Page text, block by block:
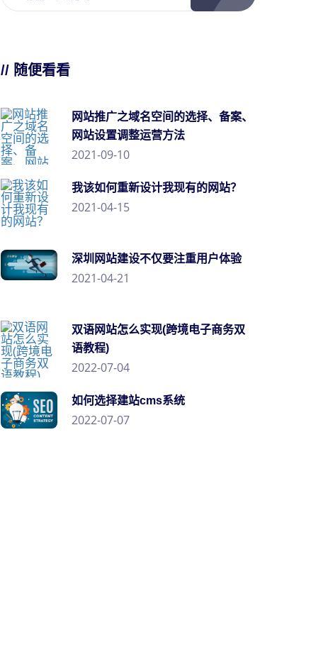
// 随便看看
网站推广之域名空间的选择、备案、
网站设置调整运营方法
2021-09-10
我该如何重新设计我现有的网站？
2021-04-15
深圳网站建设不仅要注重用户体验
2021-04-21
双语网站怎么实现(跨境电子商务双
语教程)
2022-07-04
如何选择建站cms系统
2022-07-07